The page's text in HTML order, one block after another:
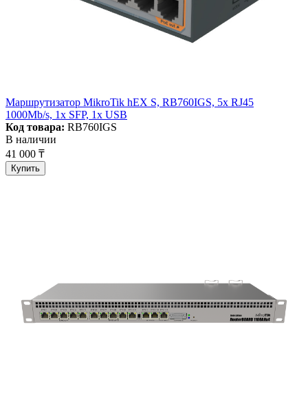
Маршрутизатор MikroTik hEX S, RB760IGS, 5x RJ45
1000Mb/s, 1x SFP, 1x USB
Код товара: RB760IGS
В наличии
41 000 ₸
Купить